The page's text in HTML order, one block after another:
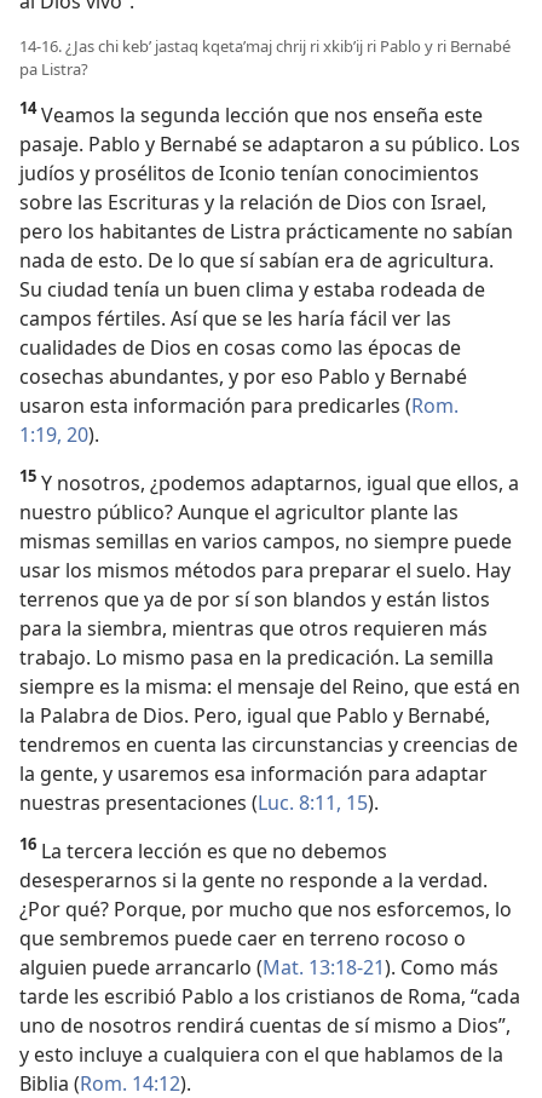
14-16. ¿Jas chi kebʼ jastaq kqetaʼmaj chrij ri xkibʼij ri Pablo y ri Bernabé
pa Listra?
14Veamos la segunda lección que nos enseña este
pasaje. Pablo y Bernabé se adaptaron a su público. Los
judíos y prosélitos de Iconio tenían conocimientos
sobre las Escrituras y la relación de Dios con Israel,
pero los habitantes de Listra prácticamente no sabían
nada de esto. De lo que sí sabían era de agricultura.
Su ciudad tenía un buen clima y estaba rodeada de
campos fértiles. Así que se les haría fácil ver las
cualidades de Dios en cosas como las épocas de
cosechas abundantes, y por eso Pablo y Bernabé
usaron esta información para predicarles (Rom.
1:19, 20).
15 Y nosotros, ¿podemos adaptarnos, igual que ellos, a
nuestro público? Aunque el agricultor plante las
mismas semillas en varios campos, no siempre puede
usar los mismos métodos para preparar el suelo. Hay
terrenos que ya de por sí son blandos y están listos
para la siembra, mientras que otros requieren más
trabajo. Lo mismo pasa en la predicación. La semilla
siempre es la misma: el mensaje del Reino, que está en
la Palabra de Dios. Pero, igual que Pablo y Bernabé,
tendremos en cuenta las circunstancias y creencias de
la gente, y usaremos esa información para adaptar
nuestras presentaciones (Luc. 8:11, 15).
16 La tercera lección es que no debemos
desesperarnos si la gente no responde a la verdad.
¿Por qué? Porque, por mucho que nos esforcemos, lo
que sembremos puede caer en terreno rocoso o
alguien puede arrancarlo (Mat. 13:18-21). Como más
tarde les escribió Pablo a los cristianos de Roma, “cada
uno de nosotros rendirá cuentas de sí mismo a Dios”,
y esto incluye a cualquiera con el que hablamos de la
Biblia (Rom. 14:12).